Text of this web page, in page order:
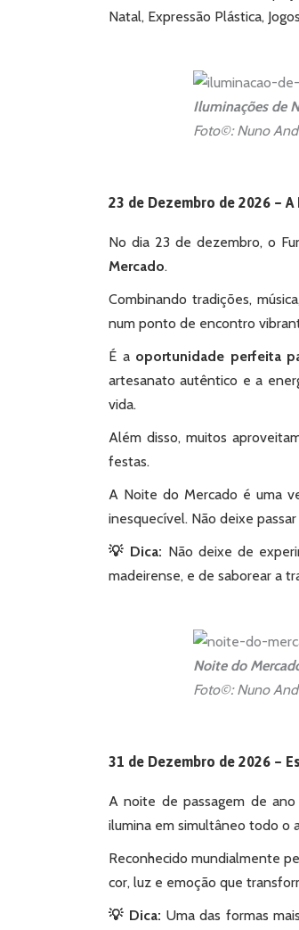
Natal, Expressão Plástica,
Iluminações de
Foto©: Nuno
23 de Dezembro de 2026 –
No dia 23 de dezembro, o
Mercado.
Combinando tradições,
num ponto de encontro
É a oportunidade perfeita
artesanato autêntico e a
vida.
Além disso, muitos
festas.
A Noite do Mercado é uma
inesquecível. Não deixe
💡 Dica: Não deixe de
madeirense, e de saborear a
Noite do
Foto©: Nuno
31 de Dezembro de 2026 –
A noite de passagem de
ilumina em simultâneo todo o
Reconhecido mundialmente
cor, luz e emoção que
💡 Dica: Uma das formas